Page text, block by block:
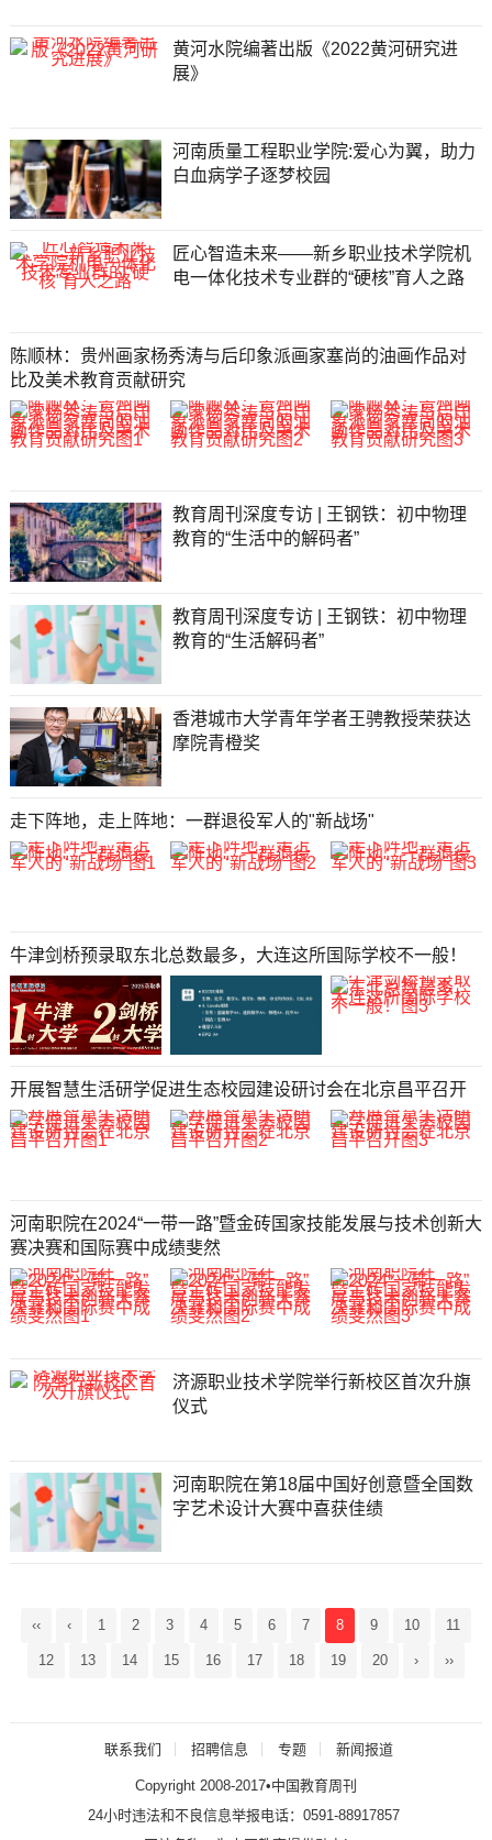
黄河水院编著出版《2022黄河研究进
展》
河南质量工程职业学院:爱心为翼，助力
白血病学子逐梦校园
匠心智造未来——新乡职业技术学院机
电一体化技术专业群的“硬核”育人之路
陈顺林：贵州画家杨秀涛与后印象派画家塞尚的油画作品对
比及美术教育贡献研究
教育周刊深度专访 | 王钢铁：初中物理
教育的“生活中的解码者”
教育周刊深度专访 | 王钢铁：初中物理
教育的“生活解码者”
香港城市大学青年学者王骋教授荣获达
摩院青橙奖
走下阵地，走上阵地：一群退役军人的"新战场"
牛津剑桥预录取东北总数最多，大连这所国际学校不一般！
开展智慧生活研学促进生态校园建设研讨会在北京昌平召开
河南职院在2024“一带一路”暨金砖国家技能发展与技术创新大
赛决赛和国际赛中成绩斐然
济源职业技术学院举行新校区首次升旗
仪式
河南职院在第18届中国好创意暨全国数
字艺术设计大赛中喜获佳绩
‹‹ ‹ 1 2 3 4 5 6 7 8 9 10 11
12 13 14 15 16 17 18 19 20 › ››
联系我们 招聘信息 专题 新闻报道
Copyright 2008-2017•中国教育周刊
24小时违法和不良信息举报电话：0591-88917857